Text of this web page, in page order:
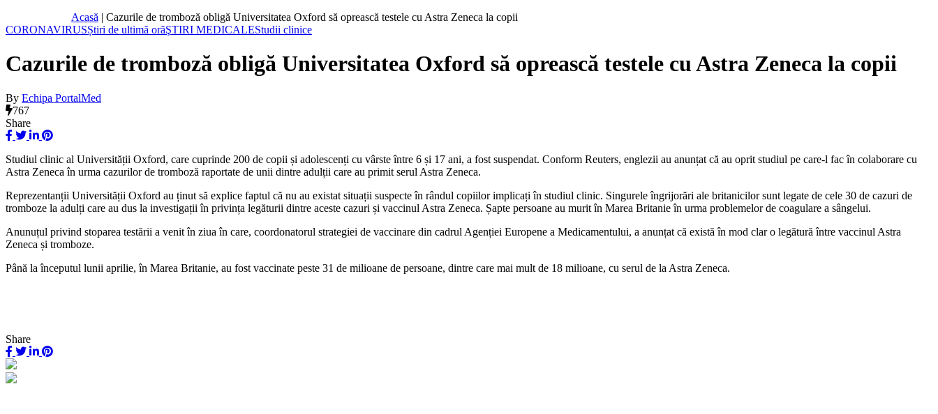
Acasă | Cazurile de tromboză obligă Universitatea Oxford să oprească testele cu Astra Zeneca la copii
CORONAVIRUSȘtiri de ultimă orăŞTIRI MEDICALEStudii clinice
Cazurile de tromboză obligă Universitatea Oxford să oprească testele cu Astra Zeneca la copii
By Echipa PortalMed
767
Share
Studiul clinic al Universității Oxford, care cuprinde 200 de copii și adolescenți cu vârste între 6 și 17 ani, a fost suspendat. Conform Reuters, englezii au anunțat că au oprit studiul pe care-l fac în colaborare cu
Astra Zeneca în urma cazurilor de tromboză raportate de unii dintre adulții care au primit serul Astra Zeneca.
Reprezentanții Universității Oxford au ținut să explice faptul că nu au existat situații suspecte în rândul copiilor implicați în studiul clinic. Singurele îngrijorări ale britanicilor sunt legate de cele 30 de cazuri de
tromboze la adulți care au dus la investigații în privința legăturii dintre aceste cazuri și vaccinul Astra Zeneca. Șapte persoane au murit în Marea Britanie în urma problemelor de coagulare a sângelui.
Anunuțul privind stoparea testării a venit în ziua în care, coordonatorul strategiei de vaccinare din cadrul Agenției Europene a Medicamentului, a anunțat că există în mod clar o legătură între vaccinul Astra
Zeneca și tromboze.
Până la începutul lunii aprilie, în Marea Britanie, au fost vaccinate peste 31 de milioane de persoane, dintre care mai mult de 18 milioane, cu serul de la Astra Zeneca.
Share